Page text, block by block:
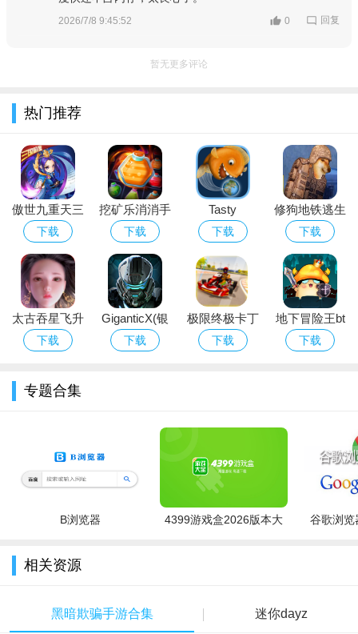
2026/7/8 9:45:52 0 回复
暂无更多评论
热门推荐
傲世九重天三
国机蜜福利版
下载
挖矿乐消消手
游
下载
Tasty
Blue（鲨鱼吞
下载
修狗地铁逃生
下载手机版最
新版
下载
太古吞星飞升
版（太古吞
下载
GiganticX(银
河佣兵游戏最
下载
极限终极卡丁
车游戏安卓汉
下载
地下冒险王bt
版
下载
专题合集
B浏览器
4399游戏盒2026版本大
谷歌浏览
相关资源
黑暗欺骗手游合集 迷你dayz